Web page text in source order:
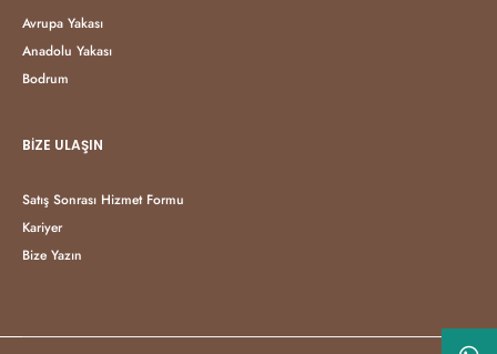
Avrupa Yakası
Anadolu Yakası
Bodrum
BIZE ULAŞIN
Satış Sonrası Hizmet Formu
Kariyer
Bize Yazın